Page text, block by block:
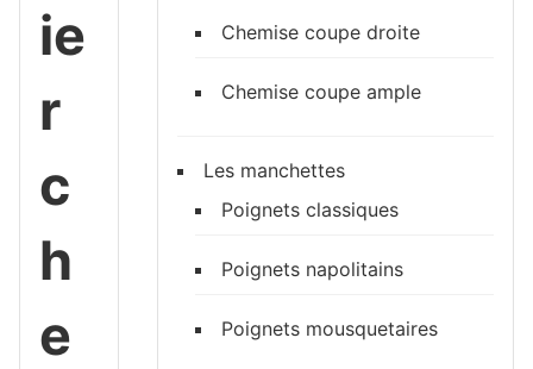
ie
r
c
h
e
Chemise coupe droite
Chemise coupe ample
Les manchettes
Poignets classiques
Poignets napolitains
Poignets mousquetaires